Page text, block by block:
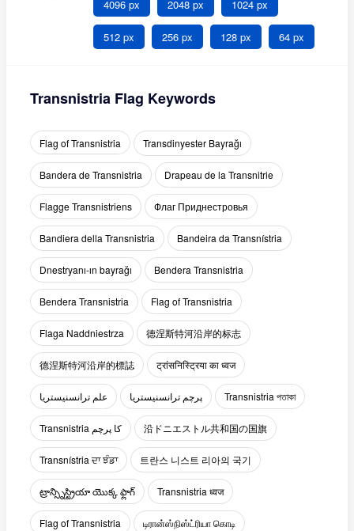
4096 px 2048 px 1024 px
512 px 256 px 128 px 64 px
Transnistria Flag Keywords
Flag of Transnistria Transdinyester Bayrağı
Bandera de Transnistria Drapeau de la Transnitrie
Flagge Transnistriens Флаг Приднестровья
Bandiera della Transnistria Bandeira da Transnístria
Dnestryanı-ın bayrağı Bendera Transnistria
Bendera Transnistria Flag of Transnistria
Flaga Naddniestrza 德涅斯特河沿岸的标志
德涅斯特河沿岸的標誌 ट्रांसनिस्ट्रिया का ध्वज
علم ترانسنيستريا پرچم ترانسنیستریا Transnistria পতাকা
Transnistria کا پرچم 沿ドニエストル共和国の国旗
Transnístria ਦਾ ਝੰਡਾ 트란스 니스트 리아의 국기
ట్రాన్స్నిస్ట్రియా యొక్క ఫ్లాగ్ Transnistria ध्वज
Flag of Transnistria டிரான்ஸ்நிஸ்ட்ரியா கொடி